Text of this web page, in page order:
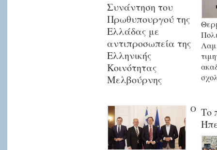
Συνάντηση του
Πρωθυπουργού της
Ελλάδας με
αντιπροσωπεία της
Ελληνικής
Κοινότητας
Μελβούρνης
Ο Το